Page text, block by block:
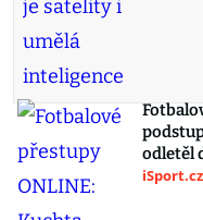
odletěl
iSport.cz